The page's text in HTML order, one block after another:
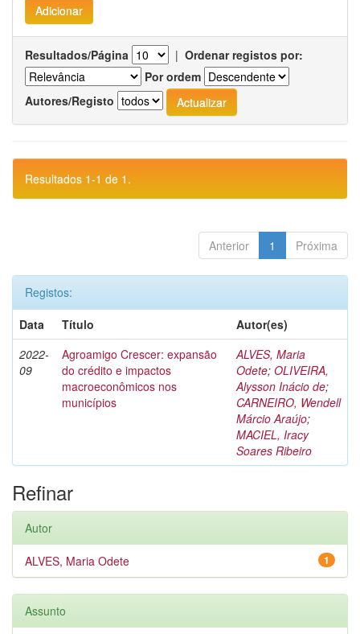
Resultados/Página | Ordenar registos por:
Por ordem
Autores/Registo
Resultados 1-1 de 1.
Anterior 1 Próxima
Registos:
Data
Título
Autor(es)
2022-
09
Agroamigo Crescer: expansão
do crédito e impactos
macroeconômicos nos
municípios
ALVES, Maria
Odete; OLIVEIRA,
Alysson Inácio de;
CARNEIRO, Wendell
Márcio Araújo;
MACIEL, Iracy
Soares Ribeiro
Refinar
Autor
1
ALVES, Maria Odete
Assunto